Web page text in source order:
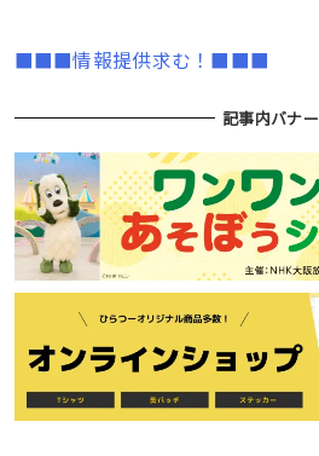
■■■情報提供求む！■■■
記事内バナー